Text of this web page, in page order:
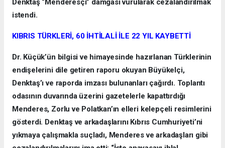
Denktaş “Menderesçi” damgası vurularak cezalandırılmak
istendi.
KIBRIS TÜRKLERİ, 60 İHTİLALİ İLE 22 YIL KAYBETTİ
Dr. Küçük’ün bilgisi ve himayesinde hazırlanan Türklerinin
endişelerini dile getiren raporu okuyan Büyükelçi,
Denktaş’ı ve raporda imzası bulunanları çağırdı. Toplantı
odasının duvarında üzerini gazetelerle kapattırdığı
Menderes, Zorlu ve Polatkan’ın elleri kelepçeli resimlerini
gösterdi. Denktaş ve arkadaşlarını Kıbrıs Cumhuriyeti’ni
yıkmaya çalışmakla suçladı, Menderes ve arkadaşları gibi